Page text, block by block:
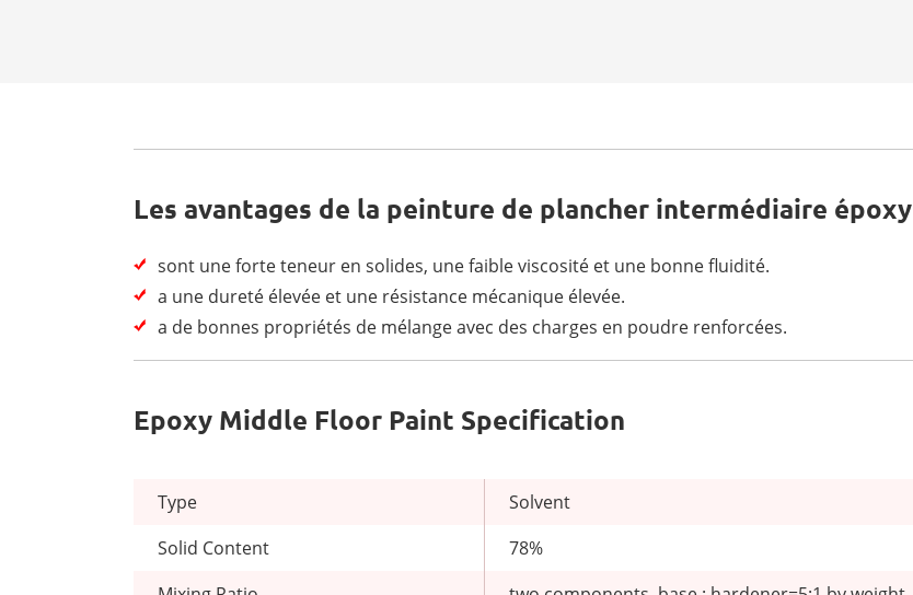
Les avantages de la peinture de plancher intermédiaire époxy
sont une forte teneur en solides, une faible viscosité et une bonne fluidité.
a une dureté élevée et une résistance mécanique élevée.
a de bonnes propriétés de mélange avec des charges en poudre renforcées.
Epoxy Middle Floor Paint Specification
Type
Solvent
Solid Content
78%